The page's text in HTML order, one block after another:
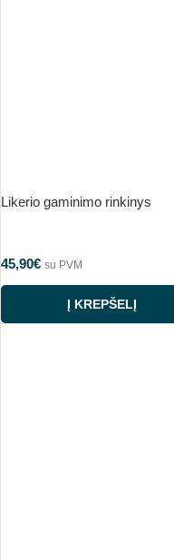
Likerio gaminimo rinkinys
45,90€ su PVM
Į KREPŠELĮ